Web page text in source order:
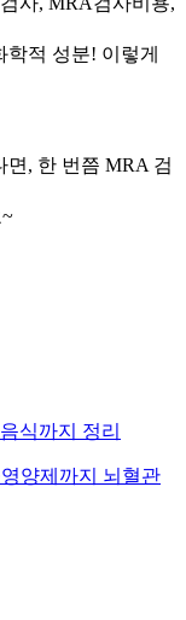
적 성분! 이렇게
면, 한 번쯤 MRA 검
식까지 정리
양제까지 뇌혈관